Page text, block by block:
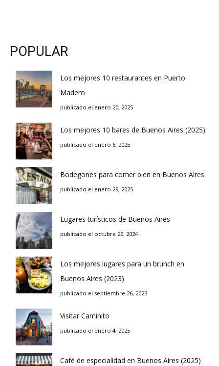
POPULAR
Los mejores 10 restaurantes en Puerto
Madero
publicado el enero 20, 2025
Los mejores 10 bares de Buenos Aires (2025)
publicado el enero 6, 2025
Bodegones para comer bien en Buenos Aires
publicado el enero 29, 2025
Lugares turísticos de Buenos Aires
publicado el octubre 26, 2024
Los mejores lugares para un brunch en
Buenos Aires (2023)
publicado el septiembre 26, 2023
Visitar Caminito
publicado el enero 4, 2025
Café de especialidad en Buenos Aires (2025)